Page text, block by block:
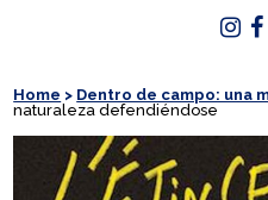
Home > Dentro de campo: una
naturaleza defendiéndose